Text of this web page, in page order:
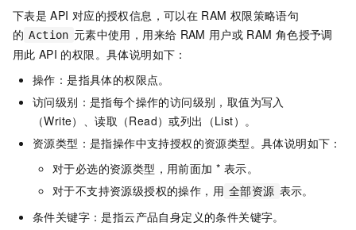
下表是 API 对应的授权信息，可以在 RAM 权限策略语句
的 Action 元素中使用，用来给 RAM 用户或 RAM 角色授予调
用此 API 的权限。具体说明如下：
操作：是指具体的权限点。
访问级别：是指每个操作的访问级别，取值为写入
（Write）、读取（Read）或列出（List）。
资源类型：是指操作中支持授权的资源类型。具体说明如下：
对于必选的资源类型，用前面加 * 表示。
对于不支持资源级授权的操作，用 全部资源 表示。
条件关键字：是指云产品自身定义的条件关键字。